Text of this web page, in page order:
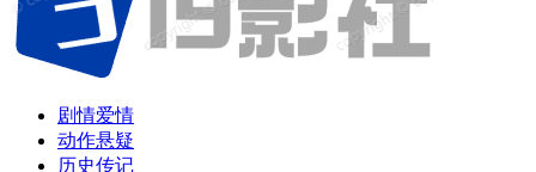
剧情爱情
动作悬疑
历史传记